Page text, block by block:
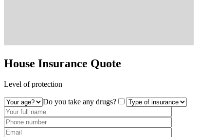
House Insurance Quote
Level of protection
Do you take any drugs?